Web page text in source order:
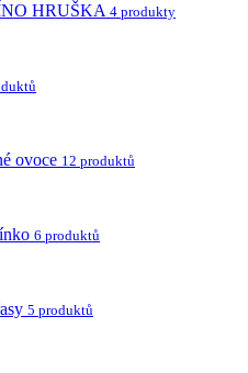
HRUŠKA 4 produkty
ovoce 12 produktů
6 produktů
5 produktů